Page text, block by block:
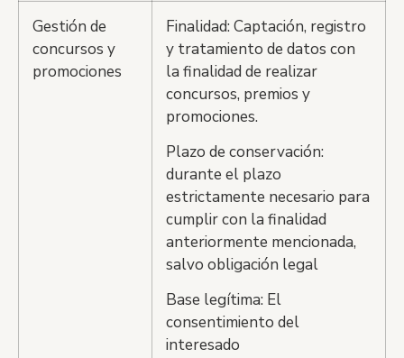
Gestión de
concursos y
promociones
Finalidad: Captación, registro
y tratamiento de datos con
la finalidad de realizar
concursos, premios y
promociones.
Plazo de conservación:
durante el plazo
estrictamente necesario para
cumplir con la finalidad
anteriormente mencionada,
salvo obligación legal
Base legítima: El
consentimiento del
interesado